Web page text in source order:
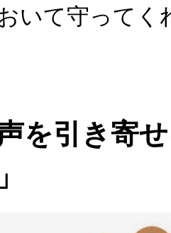
いて守ってく
を引き寄